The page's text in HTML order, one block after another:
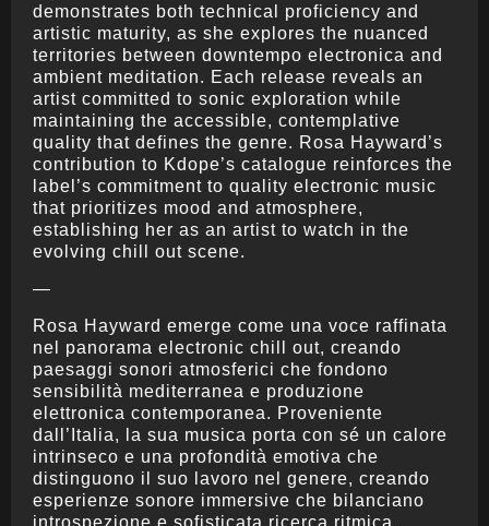
demonstrates both technical proficiency and
artistic maturity, as she explores the nuanced
territories between downtempo electronica and
ambient meditation. Each release reveals an
artist committed to sonic exploration while
maintaining the accessible, contemplative
quality that defines the genre. Rosa Hayward’s
contribution to Kdope’s catalogue reinforces the
label’s commitment to quality electronic music
that prioritizes mood and atmosphere,
establishing her as an artist to watch in the
evolving chill out scene.
—
Rosa Hayward emerge come una voce raffinata
nel panorama electronic chill out, creando
paesaggi sonori atmosferici che fondono
sensibilità mediterranea e produzione
elettronica contemporanea. Proveniente
dall’Italia, la sua musica porta con sé un calore
intrinseco e una profondità emotiva che
distinguono il suo lavoro nel genere, creando
esperienze sonore immersive che bilanciano